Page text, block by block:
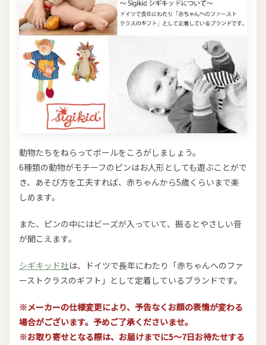
動物たちをねらってボールをころがしましょう。
6種類の動物がモチーフのピンはお人形としても遊ぶことがで
き、あそび方を工夫すれば、赤ちゃんから5歳くらいまで楽
しめます。
また、ピンの中にはビーズが入っていて、振るとやさしい音
が聞こえます。
シギキッド社は、ドイツで長年にわたり「赤ちゃんへのファ
ーストクラスのギフト」として定着しているブランドです。
※メーカーの仕様変更により、予告なくお顔の表情が変わる
場合がございます。予めご了承くださいませ。
※お取り寄せとなる際は、お届けまでに5～7日お待たせする